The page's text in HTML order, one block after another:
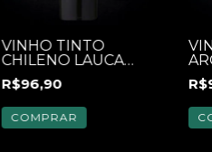
VINHO TINTO
CHILENO LAUCA
RESERVA
CARMENERE 750ML
R$96,90
COMPRAR